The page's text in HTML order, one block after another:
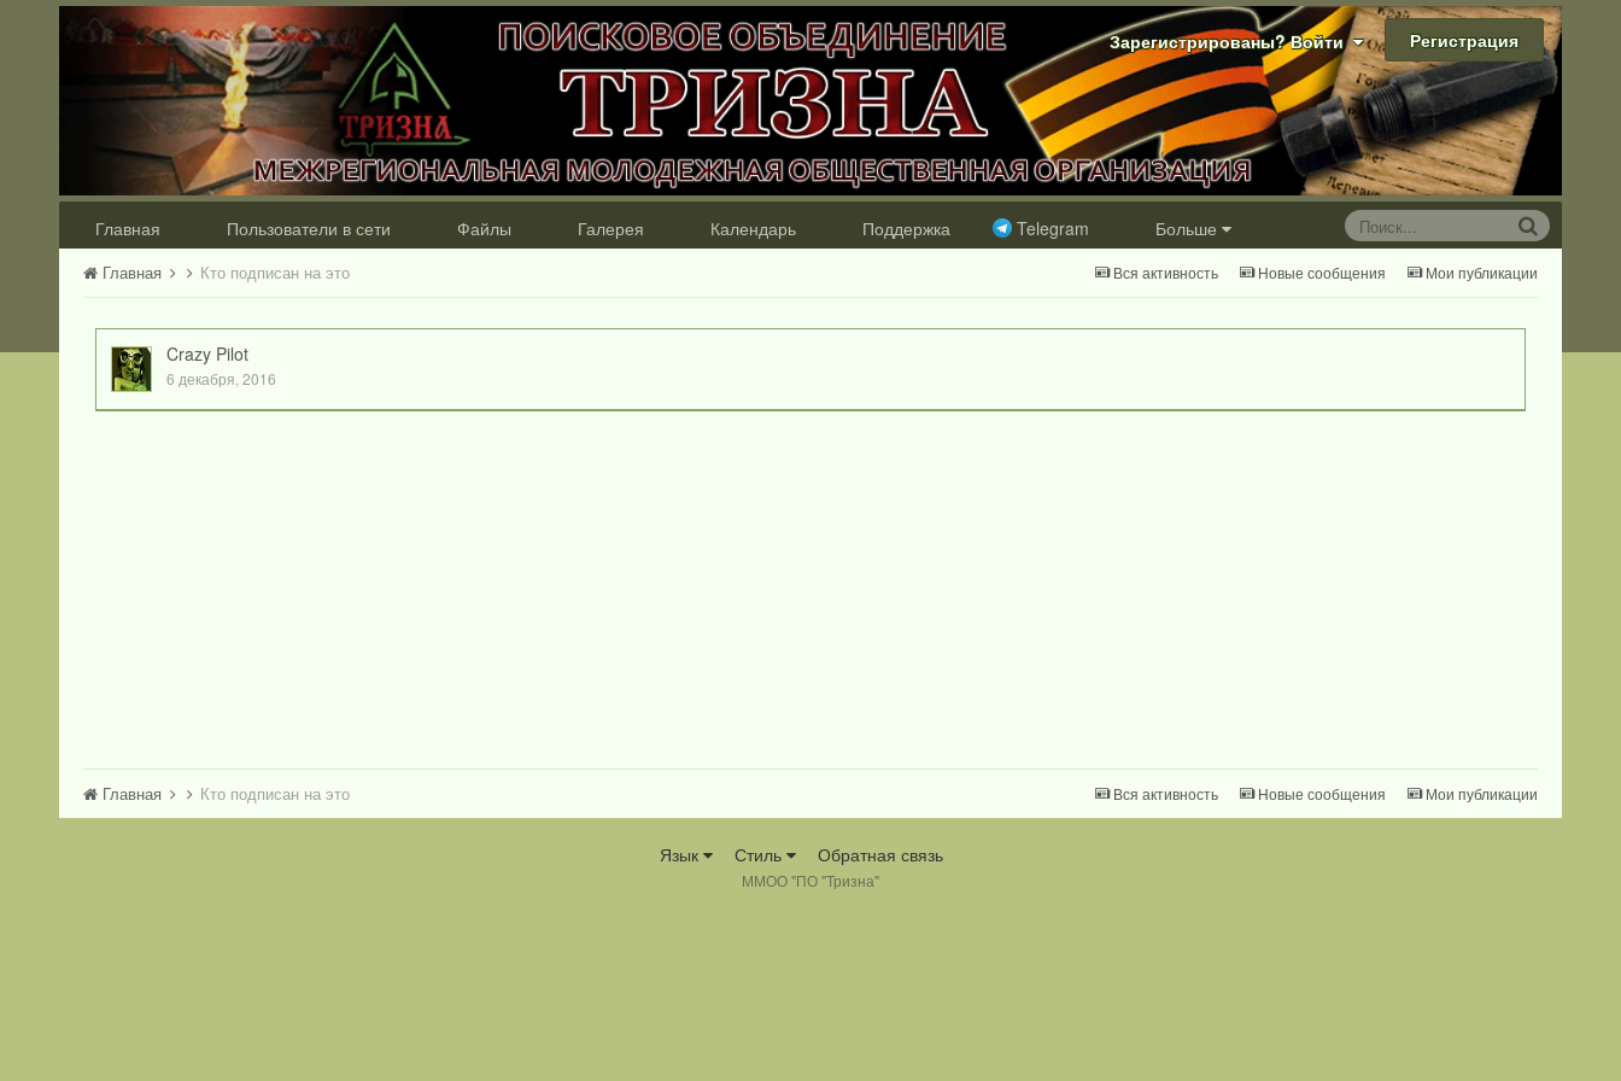
Зарегистрированы? Войти Регистрация
Главная Пользователи в сети Файлы Галерея Календарь Поддержка Telegram Больше
Вся активность Новые сообщения Мои публикации
Главная Кто подписан на это
Crazy Pilot
6 декабря, 2016
Вся активность Новые сообщения Мои публикации
Главная Кто подписан на это
Язык Стиль Обратная связь
ММОО "ПО "Тризна"